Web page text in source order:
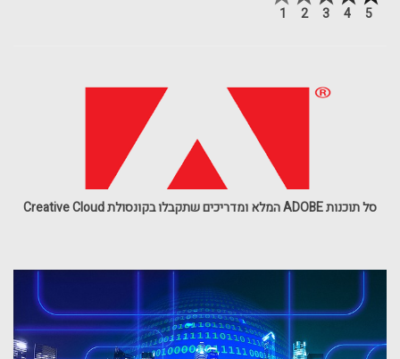
5
4
3
2
1
סל תוכנות ADOBE המלא ומדריכים שתקבלו בקונסולת Creative Cloud